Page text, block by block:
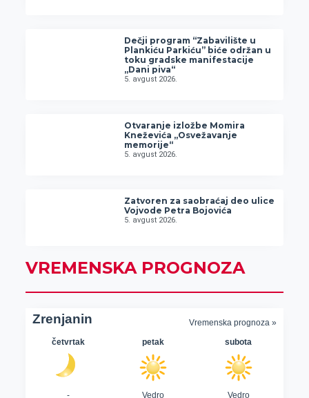
Dečji program “Zabavilište u
Plankiću Parkiću” biće održan u
toku gradske manifestacije
„Dani piva“
5. avgust 2026.
Otvaranje izložbe Momira
Kneževića „Osvežavanje
memorije“
5. avgust 2026.
Zatvoren za saobraćaj deo ulice
Vojvode Petra Bojovića
5. avgust 2026.
VREMENSKA PROGNOZA